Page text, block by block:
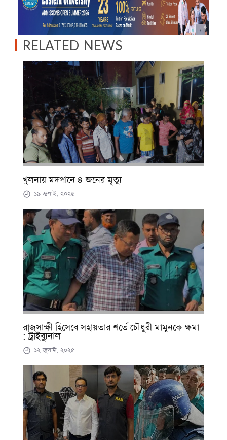
RELATED NEWS
খুলনায় মদপানে ৪ জনের মৃত্যু
১৯ জুলাই, ২০২৫
রাজসাক্ষী হিসেবে সহায়তার শর্তে চৌধুরী মামুনকে ক্ষমা
: ট্রাইব্যুনাল
১২ জুলাই, ২০২৫